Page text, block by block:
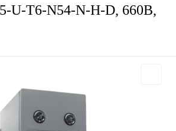
U-T6-N54-N-H-D, 660В,